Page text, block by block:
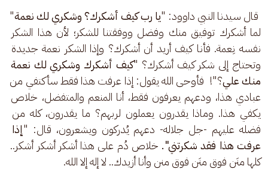
قال سيدنا النبي داوود: "يا رب كيف أشكرك؟ وشكري لك نعمة"
لما أشكرك توفيق منك وفضل ووفقتنا للشكر؛ لأن هذا الشكر
نفسه نِعمة. فأنا كيف أريد أن أشكرك؟ وإذا الشكر نعمة جديدة
وتحتاج إلى شكر كيف أشكرك؟ "كيف أشكرك وشكري لك نعمة
منك علي؟"!  فأوحى الله يقول: إذا عرفت هذا فقط سأكتفي من
عبادي هذا، ودعهم يعرفون فقط، أنا المنعم والمتفضل، خلاص
يكفي هذا. وماذا يقدرون يعملون لربهم؟ ما يقدرون، كله من
فضله عليهم -جل جلاله- دعهم يُدركون ويشعرون، قال: "إذا
عرفت هذا فقد شكرتني". خلاص دُم على هذا أشكر أشكر أشكر..
كلها منَن فوق منَن فوق منن وأنا أزيدك.. لا إله إلا الله.